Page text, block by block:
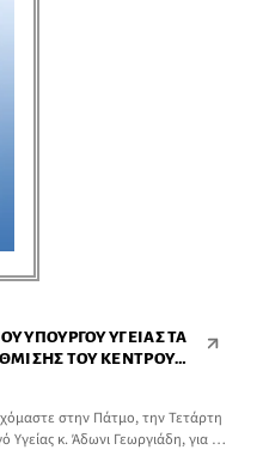
ΥΠΟΥΡΓΟΎ ΥΓΕΊΑΣ ΤΑ
ΤΟΥ ΚΈΝΤΡΟΥ
στην Πάτμο, την Τετάρτη
Υγείας κ. Άδωνι Γεωργιάδη, για τα